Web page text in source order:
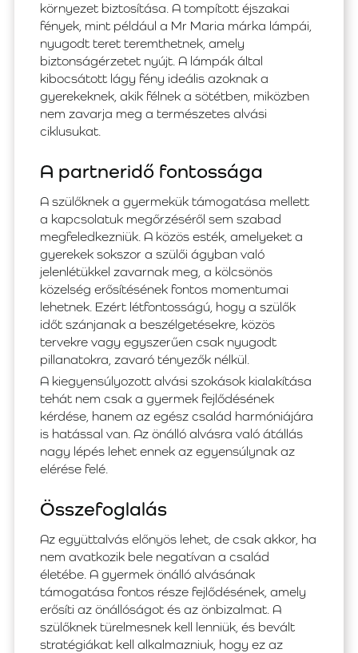
környezet biztosítása. A tompított éjszakai
fények, mint például a Mr Maria márka lámpái,
nyugodt teret teremthetnek, amely
biztonságérzetet nyújt. A lámpák által
kibocsátott lágy fény ideális azoknak a
gyerekeknek, akik félnek a sötétben, miközben
nem zavarja meg a természetes alvási
ciklusukat.
A partneridő fontossága
A szülőknek a gyermekük támogatása mellett
a kapcsolatuk megőrzéséről sem szabad
megfeledkezniük. A közös esték, amelyeket a
gyerekek sokszor a szülői ágyban való
jelenlétükkel zavarnak meg, a kölcsönös
közelség erősítésének fontos momentumai
lehetnek. Ezért létfontosságú, hogy a szülők
időt szánjanak a beszélgetésekre, közös
tervekre vagy egyszerűen csak nyugodt
pillanatokra, zavaró tényezők nélkül.
A kiegyensúlyozott alvási szokások kialakítása
tehát nem csak a gyermek fejlődésének
kérdése, hanem az egész család harmóniájára
is hatással van. Az önálló alvásra való átállás
nagy lépés lehet ennek az egyensúlynak az
elérése felé.
Összefoglalás
Az együttalvás előnyös lehet, de csak akkor, ha
nem avatkozik bele negatívan a család
életébe. A gyermek önálló alvásának
támogatása fontos része fejlődésének, amely
erősíti az önállóságot és az önbizalmat. A
szülőknek türelmesnek kell lenniük, és bevált
stratégiákat kell alkalmazniuk, hogy ez az